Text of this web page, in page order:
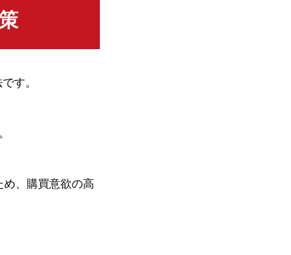
す。
め、購買意欲の高